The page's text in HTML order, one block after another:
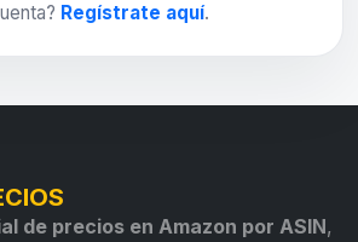
Regístrate aquí.
de precios en Amazon por ASIN,